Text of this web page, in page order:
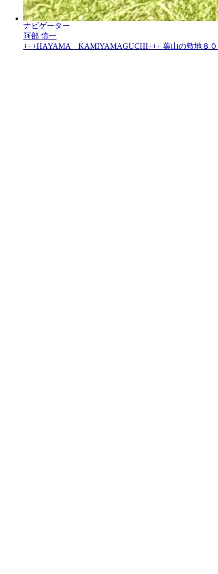
ナビゲーター
阿部 慎一
+++HAYAMA KAMIYAMAGUCHI+++ 葉山の敷地８０